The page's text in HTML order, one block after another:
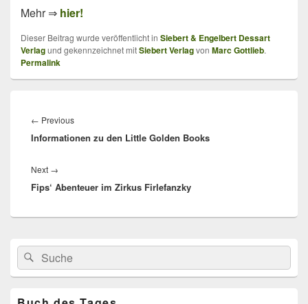
Mehr ⇒ hier!
Dieser Beitrag wurde veröffentlicht in Siebert & Engelbert Dessart
Verlagund gekennzeichnet mitSiebert Verlagvon Marc Gottlieb.
Permalink
← PreviousPrevious
post:
Informationen zu den Little Golden Books
Next →
post:
Fips‘ Abenteuer im Zirkus Firlefanzky
Primärer
Seitenleisten
Widget-
Bereich
Search
for:
Suche